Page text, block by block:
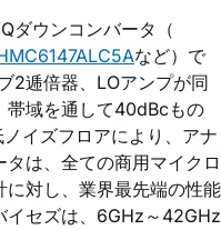
ダウンコンバータ（
など）で
2逓倍器、LOアンプが同
帯域を通して40dBcもの
イズフロアにより、アナ
は、全ての商用マイクロ
対し、業界最先端の性能
イセズは、6GHz～42GHz